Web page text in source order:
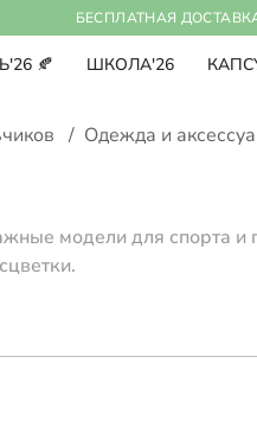
БЕСПЛАТНАЯ
🍂 ШКОЛА'26
/ Одежда и
модели для спорта и